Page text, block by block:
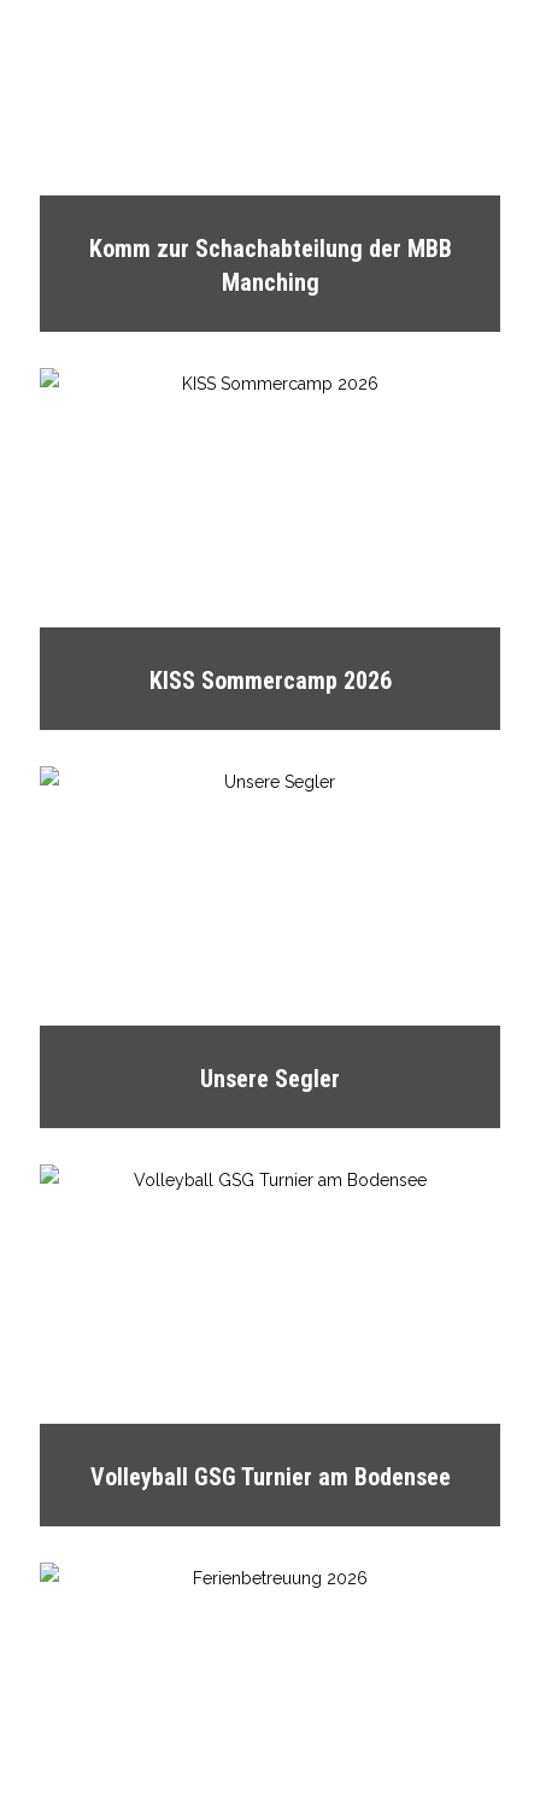
Komm zur Schachabteilung der MBB
Manching
KISS Sommercamp 2026
Unsere Segler
Volleyball GSG Turnier am Bodensee